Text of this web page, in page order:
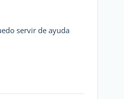
servir de ayuda